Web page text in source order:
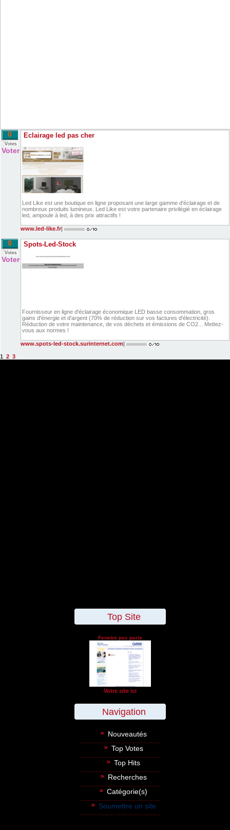
0
Votes
Voter
Eclairage led pas cher
Led Like est une boutique en ligne proposant une large gamme d'éclairage et de
nombreux produits lumineux. Led Like est votre partenaire privilégié en éclairage
led, ampoule à led, à des prix attractifs !
www.led-like.fr|
0
Votes
Voter
Spots-Led-Stock
Fournisseur en ligne d'éclairage économique LED basse consommation, gros
gains d'énergie et d'argent (70% de réduction sur vos factures d'électricité).
Réduction de votre maintenance, de vos déchets et émissions de CO2... Mettez-
vous aux normes !
www.spots-led-stock.surinternet.com|
1 2 3
Top Site
Fenetre pvc paris
Votre site ici
Navigation
Nouveautés
Top Votes
Top Hits
Recherches
Catégorie(s)
Soumettre un site